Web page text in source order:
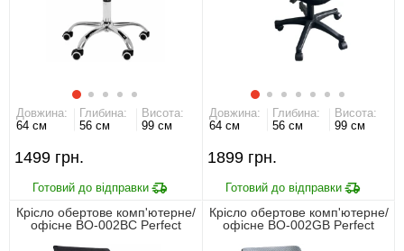
Довжина:
64 см
Глибина:
56 см
Висота:
99 см
1499
Довжина:
64 см
Глибина:
56 см
Висота:
99 см
1899
Крісло обертове комп'ютерне/
офісне BO-002BC Perfect
Крісло обертове комп'ютерне/
офісне BO-002GB Perfect